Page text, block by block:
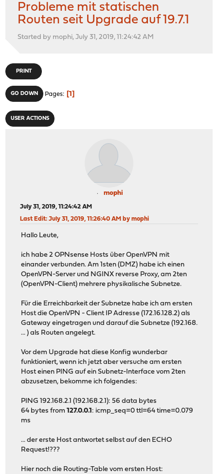
Probleme mit statischen
Routen seit Upgrade auf 19.7.1
Started by mophi, July 31, 2019, 11:24:42 AM
PRINT
GO DOWN Pages 1
USER ACTIONS
mophi
July 31, 2019, 11:24:42 AM
Last Edit: July 31, 2019, 11:26:40 AM by mophi
Hallo Leute,
ich habe 2 OPNsense Hosts über OpenVPN mit
einander verbunden. Am 1sten (DMZ) habe ich einen
OpenVPN-Server und NGINX reverse Proxy, am 2ten
(OpenVPN-Client) mehrere physikalische Subnetze.
Für die Erreichbarkeit der Subnetze habe ich am ersten
Host die OpenVPN - Client IP Adresse (172.16.128.2) als
Gateway eingetragen und darauf die Subnetze (192.168.
... ) als Routen angelegt.
Vor dem Upgrade hat diese Konfig wunderbar
funktioniert, wenn ich jetzt aber versuche am ersten
Host einen PING auf ein Subnetz-Interface vom 2ten
abzusetzen, bekomme ich folgendes:
PING 192.168.2.1 (192.168.2.1): 56 data bytes
64 bytes from127.0.0.1: icmp_seq=0 ttl=64 time=0.079
ms
... der erste Host antwortet selbst auf den ECHO
Request!???
Hier noch die Routing-Table vom ersten Host: